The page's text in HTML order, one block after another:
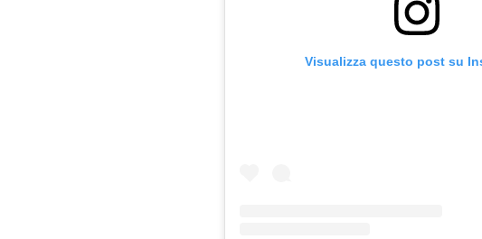
Visualizza questo post su